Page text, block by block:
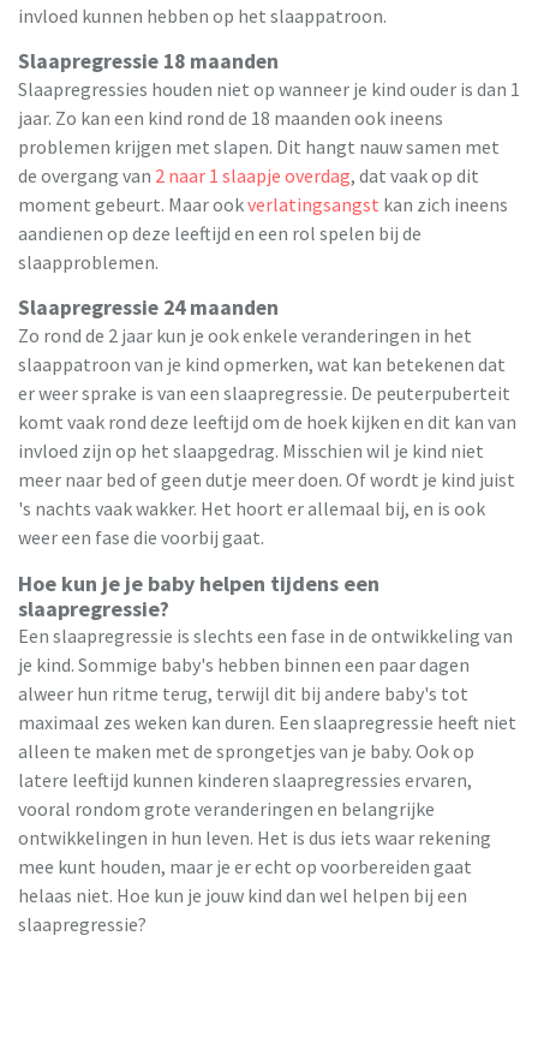
invloed kunnen hebben op het slaappatroon.
Slaapregressie 18 maanden
Slaapregressies houden niet op wanneer je kind ouder is dan 1
jaar. Zo kan een kind rond de 18 maanden ook ineens
problemen krijgen met slapen. Dit hangt nauw samen met
de overgang van 2 naar 1 slaapje overdag, dat vaak op dit
moment gebeurt. Maar ookverlatingsangst kan zich ineens
aandienen op deze leeftijd en een rol spelen bij de
slaapproblemen.
Slaapregressie 24 maanden
Zo rond de 2 jaar kun je ook enkele veranderingen in het
slaappatroon van je kind opmerken, wat kan betekenen dat
er weer sprake is van een slaapregressie. De peuterpuberteit
komt vaak rond deze leeftijd om de hoek kijken en dit kan van
invloed zijn op het slaapgedrag. Misschien wil je kind niet
meer naar bed of geen dutje meer doen. Of wordt je kind juist
's nachts vaak wakker. Het hoort er allemaal bij, en is ook
weer een fase die voorbij gaat.
Hoe kun je je baby helpen tijdens een
slaapregressie?
Een slaapregressie is slechts een fase in de ontwikkeling van
je kind. Sommige baby's hebben binnen een paar dagen
alweer hun ritme terug, terwijl dit bij andere baby's tot
maximaal zes weken kan duren. Een slaapregressie heeft niet
alleen te maken met de sprongetjes van je baby. Ook op
latere leeftijd kunnen kinderen slaapregressies ervaren,
vooral rondom grote veranderingen en belangrijke
ontwikkelingen in hun leven. Het is dus iets waar rekening
mee kunt houden, maar je er echt op voorbereiden gaat
helaas niet. Hoe kun je jouw kind dan wel helpen bij een
slaapregressie?